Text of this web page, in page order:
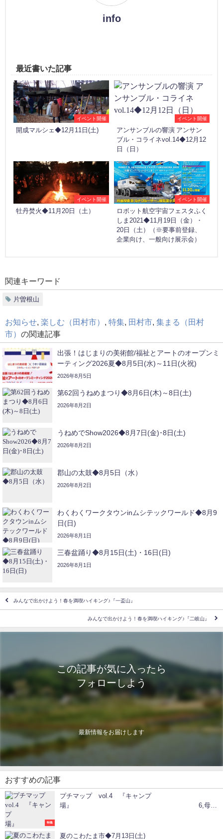
info
最近書いた記事
イベント開催
開成マルシェ◆12月11日(土)
イベント開催
アンサンブルの響演 アンサン
ブル・コライネvol.14◆12月12
日（日）
イベント開催
牡丹焚火◆11月20日（土）
イベント開催
ロボット航空宇宙フェスタふく
しま2021◆11月19日（金）・
20日（土）（※要事前登録、
企業向け、一般向け展示会）
関連キーワード
片曽根山
お知らせ 楽しむ（田村市） 特集 田村市 集まる（田村
市） の関連記事
出張！はじまりの美術館/福祉とアートのオープンミ
ーティング2026夏◆8月5日(水)～11日(火祝)
2026年8月5日
第62回うねめまつり◆8月6日(木)～8日(土)
2026年8月2日
うねめでShow2026◆8月7日(金)･8日(土)
2026年8月2日
郡山の太鼓◆8月5日（水）
2026年8月2日
わくわくワークタウンinムシテックワールド◆8月9
日(日)
2026年8月1日
三春盆踊り◆8月15日(土)・16日(日)
2026年8月1日
みんなで出かけよう！春を満喫ハイキング♪『一盃山』
みんなで出かけよう！春を満喫ハイキング♪『二岐山』
この記事が気に入ったら
フォローしよう
最新情報をお届けします
おすすめの記事
特集
プチマップ vol.4 『キャンプ
場』 6,母畑
夏のこわたま市◆7月13日(土)